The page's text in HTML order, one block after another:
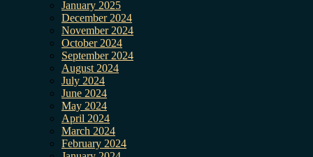
January 2025
December 2024
November 2024
October 2024
September 2024
August 2024
July 2024
June 2024
May 2024
April 2024
March 2024
February 2024